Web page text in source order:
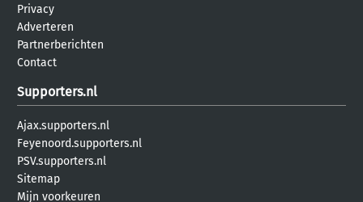
Privacy
Adverteren
Partnerberichten
Contact
Supporters.nl
Ajax.supporters.nl
Feyenoord.supporters.nl
PSV.supporters.nl
Sitemap
Mijn voorkeuren